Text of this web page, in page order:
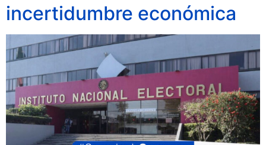
incertidumbre económica